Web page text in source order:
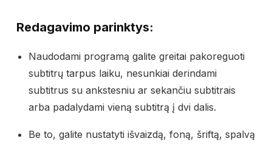
Redagavimo parinktys:
Naudodami programą galite greitai pakoreguoti
subtitrų tarpus laiku, nesunkiai derindami
subtitrus su ankstesniu ar sekančiu subtitrais
arba padalydami vieną subtitrą į dvi dalis.
Be to, galite nustatyti išvaizdą, foną, šriftą, spalvą